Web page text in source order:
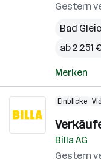
Gestern
Bad
ab 2.251
Merken
Einblicke
Billa AG
Gestern